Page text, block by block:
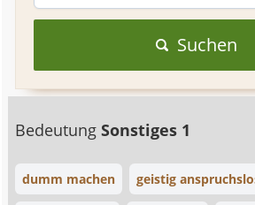
Suchen
BedeutungSonstiges 1
dumm machen geistig